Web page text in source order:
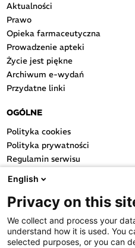
Aktualności
Prawo
Opieka farmaceutyczna
Prowadzenie apteki
Życie jest piękne
Archiwum e-wydań
Przydatne linki
OGÓLNE
Polityka cookies
Polityka prywatności
Regulamin serwisu
Farmacja Play
Regulamin konkursu Lakcid
Regulamin konkursu Acard
Regulamin konkursu Biotebal
English
Privacy on this
We collect and process your
understand how it is used. You
selected purposes, or you can